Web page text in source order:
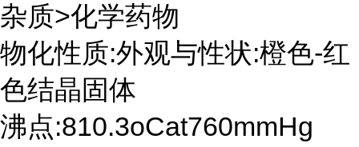
杂质>化学药物
物化性质:外观与性状:橙色-红
色结晶固体
沸点:810.3oCat760mmHg